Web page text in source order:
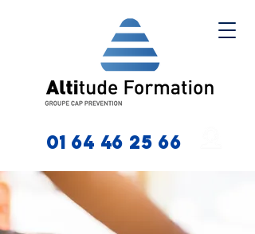
01 64 46 25 66